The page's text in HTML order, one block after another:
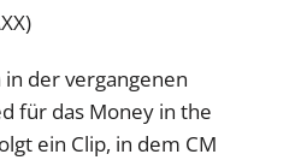
der vergangenen
für das Money in the
ein Clip, in dem CM